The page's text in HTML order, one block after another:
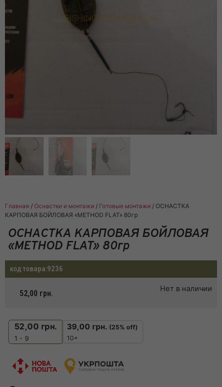
Главная / Оснастки и монтажи / Готовые монтажи / ОСНАСТКА
КАРПОВАЯ БОЙЛОВАЯ «METHOD FLAT» 80гр
ОСНАСТКА КАРПОВАЯ БОЙЛОВАЯ
«METHOD FLAT» 80гр
код товара:9236
52,00 грн. Нет в наличии
52,00 грн.
1 - 9
39,00 грн. (25% off)
10+